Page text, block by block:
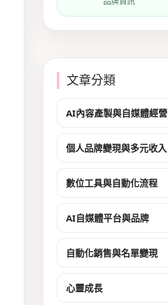
文章分類
AI內容產製與自媒體經營
個人品牌變現與多元收入
數位工具與自動化流程
AI自媒體平台與品牌
自動化銷售與名單變現
心靈成長